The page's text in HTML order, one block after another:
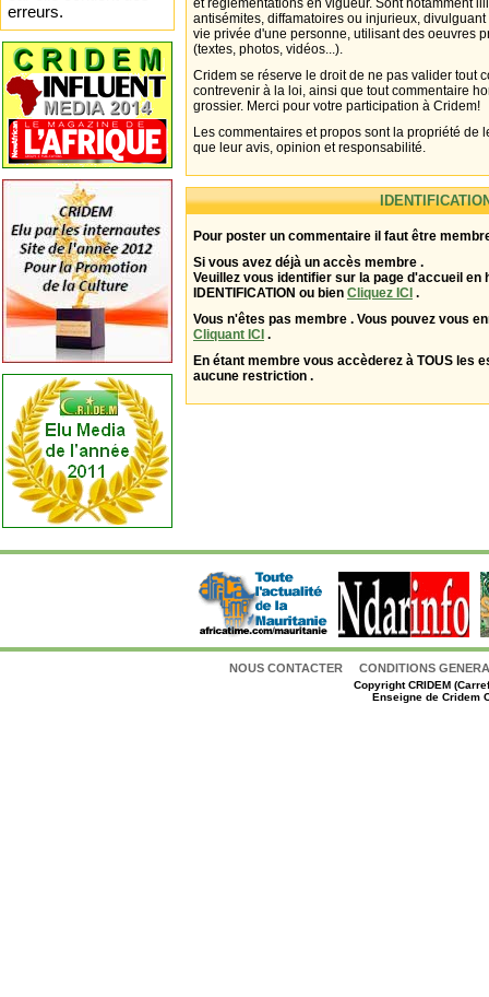
et réglementations en vigueur. Sont notamment
antisémites, diffamatoires ou injurieux,
vie privée d'une personne, utilisant des oeuvres
(textes, photos, vidéos...).
Cridem se réserve le droit de ne pas valider tout
contrevenir à la loi, ainsi que tout commentaire
grossier. Merci pour votre participation à Cridem!
Les commentaires et propos sont la propriété de
que leur avis, opinion et responsabilité.
Pour poster un commentaire il faut être
Si vous avez déjà un accès membre .
Veuillez vous identifier sur la page d'accueil en
IDENTIFICATION ou bien Cliquez ICI .
Vous n'êtes pas membre . Vous pouvez vous
Cliquant ICI .
En étant membre vous accèderez à TOUS les
aucune restriction .
NOUS CONTACTER CONDITIONS
CopyrightCRIDEM
Enseigne de Cridem